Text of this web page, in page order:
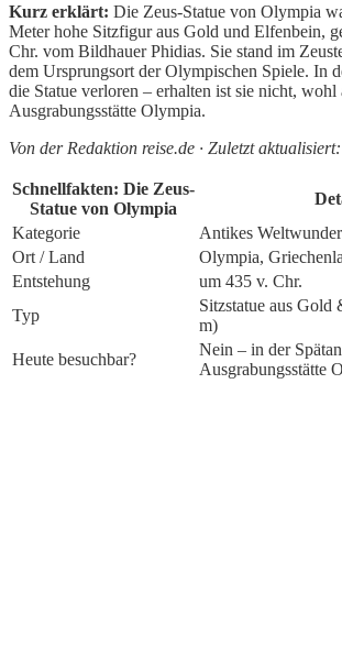
Kurz erklärt: Die Zeus-Statue von Olympia
Meter hohe Sitzfigur aus Gold und Elfenbein,
Chr. vom Bildhauer Phidias. Sie stand im
dem Ursprungsort der Olympischen Spiele. In
die Statue verloren – erhalten ist sie nicht, wohl
Ausgrabungsstätte Olympia.
Von der Redaktion reise.de · Zuletzt
Schnellfakten: Die Zeus-
Statue von Olympia
Kategorie
Antikes Weltwunder
Ort / Land
Olympia,
Entstehung
um 435 v. Chr.
Typ
Sitzstatue aus
m)
Heute besuchbar?
Nein – in der
Ausgrabungsstätte